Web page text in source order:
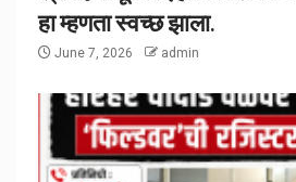
हा म्हणता स्वच्छ झाला.
June 7, 2026 admin